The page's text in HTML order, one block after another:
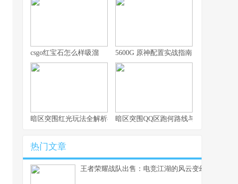
csgo红宝石怎么样吸溜 5600G 原神配置实战指南
暗区突围红光玩法全解析与实战思路暗区突围QQ区跑何路线与思路解析
热门文章
王者荣耀战队出售：电竞江湖的风云变幻，一个资